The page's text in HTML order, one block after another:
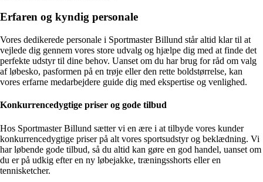
Erfaren og kyndig personale
Vores dedikerede personale i Sportmaster Billund står altid klar til at
vejlede dig gennem vores store udvalg og hjælpe dig med at finde det
perfekte udstyr til dine behov. Uanset om du har brug for råd om valg
af løbesko, pasformen på en trøje eller den rette boldstørrelse, kan
vores erfarne medarbejdere guide dig med ekspertise og venlighed.
Konkurrencedygtige priser og gode tilbud
Hos Sportmaster Billund sætter vi en ære i at tilbyde vores kunder
konkurrencedygtige priser på alt vores sportsudstyr og beklædning. Vi
har løbende gode tilbud, så du altid kan gøre en god handel, uanset om
du er på udkig efter en ny løbejakke, træningsshorts eller en
tennisketcher.